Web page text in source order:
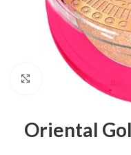
Натисніть, щоб
Oriental